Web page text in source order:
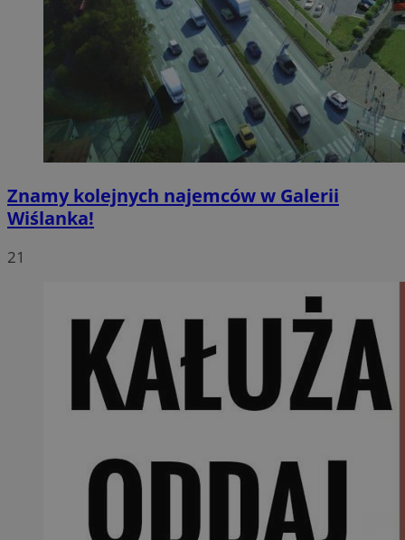
Znamy kolejnych najemców w Galerii
Wiślanka!
21